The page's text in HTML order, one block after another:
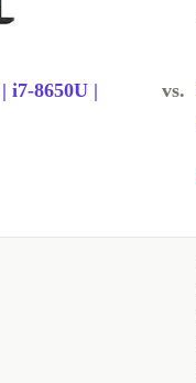
i7-8650U |
vs.